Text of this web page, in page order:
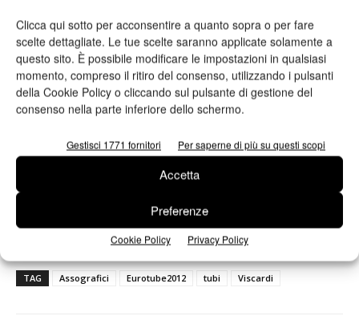
Clicca qui sotto per acconsentire a quanto sopra o per fare
scelte dettagliate. Le tue scelte saranno applicate solamente a
questo sito. È possibile modificare le impostazioni in qualsiasi
momento, compreso il ritiro del consenso, utilizzando i pulsanti
della Cookie Policy o cliccando sul pulsante di gestione del
consenso nella parte inferiore dello schermo.
Gestisci 1771 fornitori Per saperne di più su questi scopi
Accetta
Preferenze
Cookie Policy Privacy Policy
l'informativa sulla privacy*
TAG Assografici Eurotube2012 tubi Viscardi